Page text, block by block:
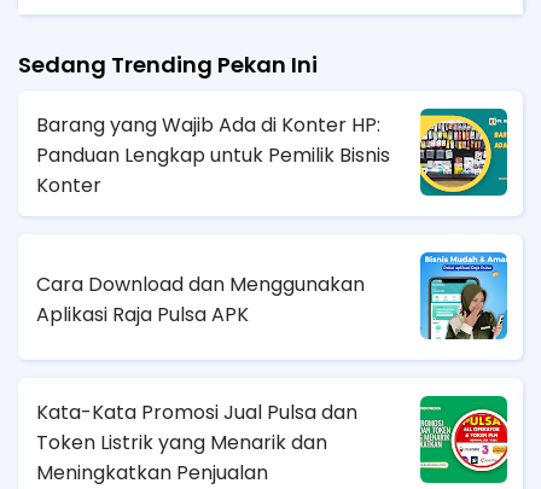
Sedang Trending Pekan Ini
Barang yang Wajib Ada di Konter HP:
Panduan Lengkap untuk Pemilik Bisnis
Konter
Cara Download dan Menggunakan
Aplikasi Raja Pulsa APK
Kata-Kata Promosi Jual Pulsa dan
Token Listrik yang Menarik dan
Meningkatkan Penjualan